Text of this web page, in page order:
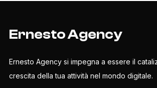
Ernesto Agency
Ernesto Agency si impegna a essere il
crescita della tua attività nel mondo digitale.